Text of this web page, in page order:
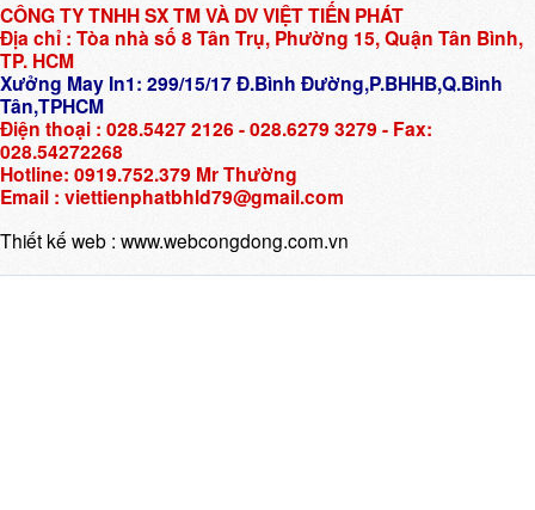
CÔNG TY TNHH SX TM VÀ DV VIỆT TIẾN PHÁT
Địa chỉ : Tòa nhà số 8 Tân Trụ, Phường 15, Quận Tân Bình,
TP. HCM
Xưởng May In1: 299/15/17 Đ.Bình Đường,P.BHHB,Q.Bình
Tân,TPHCM
Điện thoại : 028.5427 2126 - 028.6279 3279 - Fax:
028.54272268
Hotline: 0919.752.379 Mr Thường
Email : viettienphatbhld79@gmail.com
Thiết kế web : www.webcongdong.com.vn